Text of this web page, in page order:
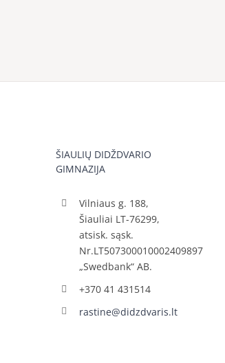
ŠIAULIŲ DIDŽDVARIO
GIMNAZIJA
Vilniaus g. 188,
Šiauliai LT-76299,
atsisk. sąsk.
Nr.LT507300010002409897
„Swedbank“ AB.
+370 41 431514
rastine@didzdvaris.lt